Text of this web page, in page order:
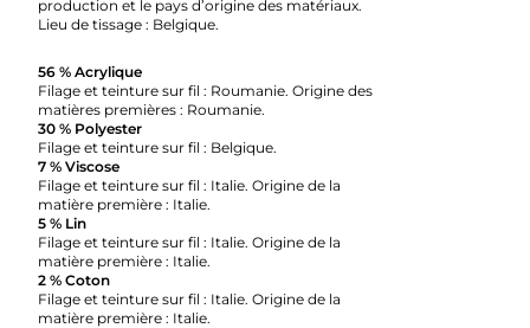
production et le pays d’origine des matériaux.
Lieu de tissage : Belgique.
56 % Acrylique
Filage et teinture sur fil : Roumanie. Origine des
matières premières : Roumanie.
30 % Polyester
Filage et teinture sur fil : Belgique.
7 % Viscose
Filage et teinture sur fil : Italie. Origine de la
matière première : Italie.
5 % Lin
Filage et teinture sur fil : Italie. Origine de la
matière première : Italie.
2 % Coton
Filage et teinture sur fil : Italie. Origine de la
matière première : Italie.